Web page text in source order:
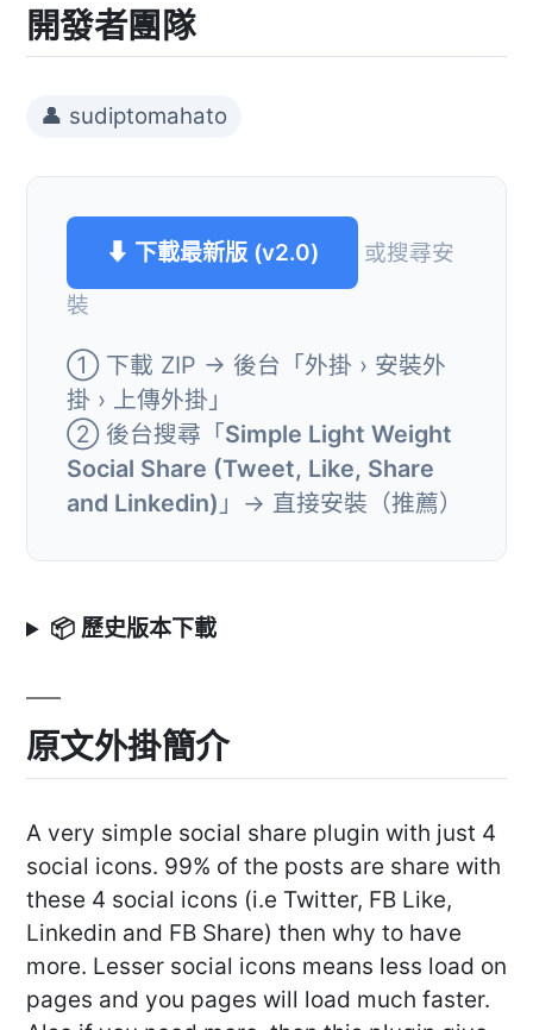
開發者團隊
👤 sudiptomahato
⬇ 下載最新版 (v2.0)
或搜尋安
裝
① 下載 ZIP → 後台「外掛 › 安裝外
掛 › 上傳外掛」
② 後台搜尋「Simple Light Weight
Social Share (Tweet, Like, Share
and Linkedin) 」→ 直接安裝（推薦）
📦 歷史版本下載
原文外掛簡介
A very simple social share plugin with just 4
social icons. 99% of the posts are share with
these 4 social icons (i.e Twitter, FB Like,
Linkedin and FB Share) then why to have
more. Lesser social icons means less load on
pages and you pages will load much faster.